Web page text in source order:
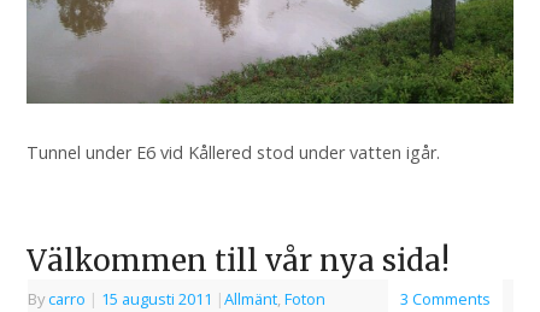
Tunnel under E6 vid Kållered stod under vatten igår.
Välkommen till vår nya sida!
Bycarro | 15 augusti 2011 |Allmänt, Foton 3 Comments